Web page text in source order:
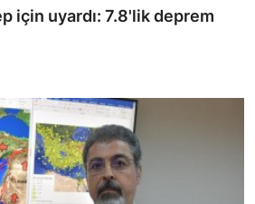
için uyardı: 7.8'lik deprem